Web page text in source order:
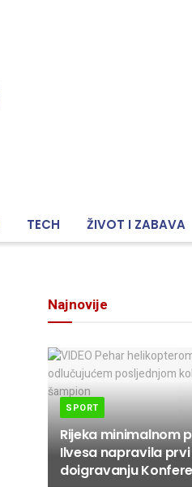
TECH ŽIVOT I ZABAVA
Najnovije
SPORT
Rijeka minimalnom
Ilvesa napravila
doigravanju